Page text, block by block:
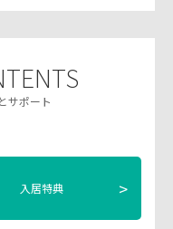
サポート
入居特典 >